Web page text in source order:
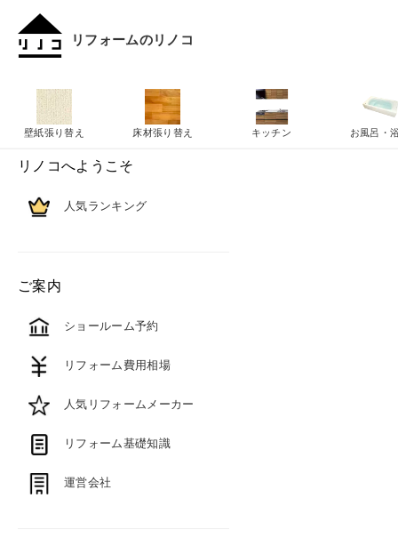
リフォームのリノコ
壁紙張り替え 床材張り替え キッチン お風呂・
リノコへようこそ
人気ランキング
ご案内
ショールーム予約
リフォーム費用相場
人気リフォームメーカー
リフォーム基礎知識
運営会社